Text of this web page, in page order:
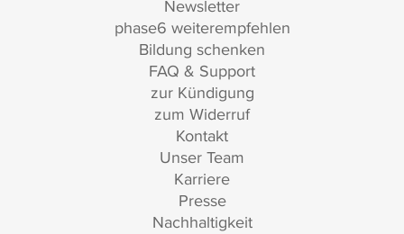
Newsletter
phase6 weiterempfehlen
Bildung schenken
FAQ & Support
zur Kündigung
zum Widerruf
Kontakt
Unser Team
Karriere
Presse
Nachhaltigkeit